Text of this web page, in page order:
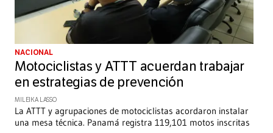
NACIONAL
Motociclistas y ATTT acuerdan trabajar
en estrategias de prevención
MILEIKA LASSO
La ATTT y agrupaciones de motociclistas acordaron instalar
una mesa técnica. Panamá registra 119,101 motos inscritas